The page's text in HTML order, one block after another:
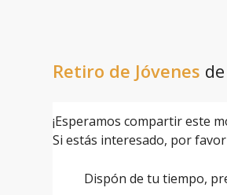
Retiro de Jóvenes
¡Esperamos compartir este
Si estás interesado, por
Dispón de tu tiempo,